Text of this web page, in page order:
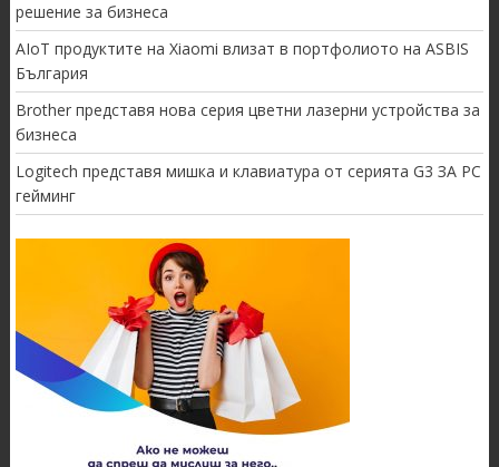
решение за бизнеса
AIoT продуктите на Xiaomi влизат в портфолиото на ASBIS
България
Brother представя нова серия цветни лазерни устройства за
бизнеса
Logitech представя мишка и клавиатура от серията G3 ЗА PC
гейминг